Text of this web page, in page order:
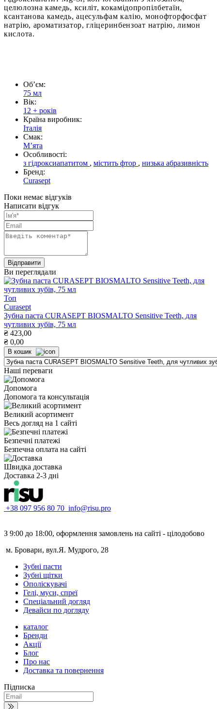
целюлозна камедь, ксиліт, кокамідопропілбетаїн,
ксантанова камедь, ацесульфам калію, монофторфосфат
натрію, ароматизатор, гліцеринбензоат натрію, лимон
кислота.
Обʼєм:
75 мл
Вік:
12 + років
Країна виробник:
Італія
Смак:
Мʼята
Особливості:
з гідроксиапатитом , містить фтор , низька абразивність
Бренд:
Curasept
Поки немає відгуків
Написати відгук
Ви переглядали
Топ
Curasept
Зубна паста CURASEPT BIOSMALTO Sensitive Teeth, для
чутливих зубів, 75 мл
₴ 423,00
₴ 0,00
В кошик
Наші переваги
Допомога
Допомога та консультація
Великий асортимент
Весь догляд на 1 сайті
Безпечні платежі
Безпечна оплата на сайті
Швидка доставка
Доставка 2-3 дні
+38 097 956 80 70 info@risu.pro
З 9:00 до 18:00, оформлення замовлень на сайті - цілодобово
м. Бровари, вул.Я. Мудрого, 28
Зубні пасти
Зубні щітки
Ополіскувачі
Гелі, муси, спреї
Спеціальний догляд
Девайси по догляду
каталог
Бренди
Акції
Блог
Про нас
Доставка та повернення
Підписка